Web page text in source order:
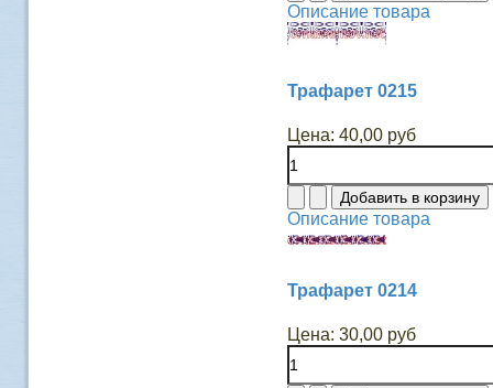
Описание товара
Трафарет 0215
Цена: 40,00 руб
Описание товара
Трафарет 0214
Цена: 30,00 руб